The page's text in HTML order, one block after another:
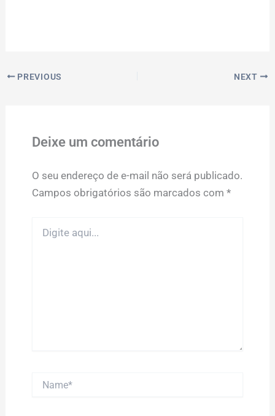
PREVIOUS NEXT
Deixe um comentário
O seu endereço de e-mail não será publicado.
Campos obrigatórios são marcados com *
aqui...